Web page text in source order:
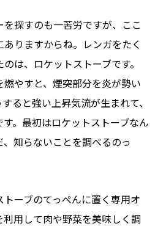
を探すのも一苦労ですが、ここ
りますからね。レンガをたく
は、ロケットストーブです。
やすと、煙突部分を炎が勢い
ると強い上昇気流が生まれて、
。最初はロケットストーブなん
知らないことを調べるのっ
ーブのてっぺんに置く専用オ
用して肉や野菜を美味しく調